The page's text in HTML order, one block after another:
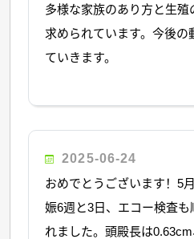
多様な家族のあり方と生殖
求められています。今後の
ていきます。
2025-06-24
おめでとうございます！5
娠6週と3日、エコー検査も
れました。頭殿長は0.63cm